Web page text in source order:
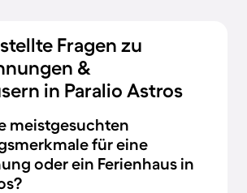
Fragen zu
&
in Paralio Astros
meistgesuchten
für eine
oder ein Ferienhaus in